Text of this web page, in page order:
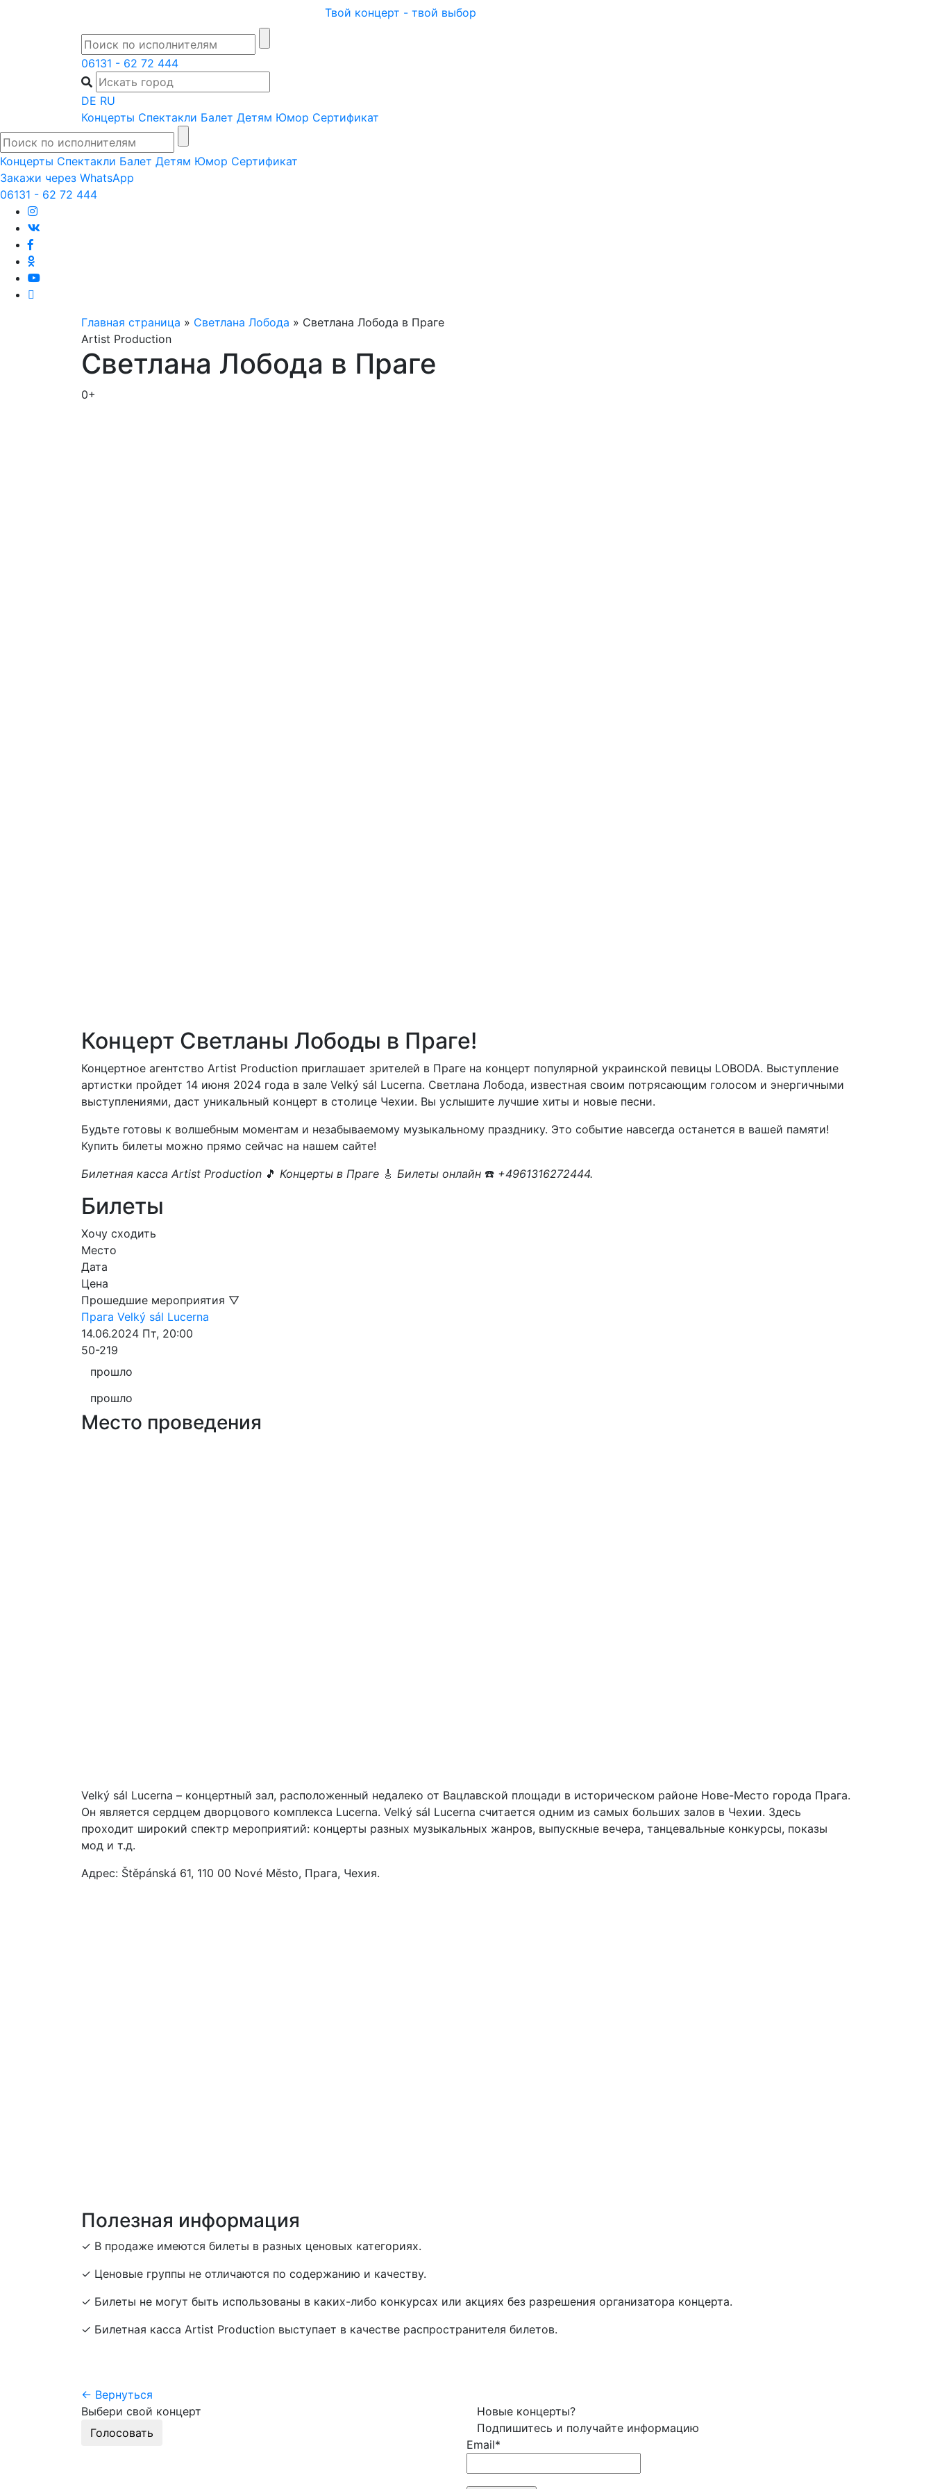
Твой концерт - твой выбор
06131 - 62 72 444
DE RU
Концерты Спектакли Балет Детям Юмор Сертификат
Концерты Спектакли Балет Детям Юмор Сертификат
Закажи через WhatsApp
06131 - 62 72 444
Главная страница » Светлана Лобода » Светлана Лобода в Праге
Artist Production
Светлана Лобода в Праге
0+
Концерт Светланы Лободы в Праге!
Концертное агентство Artist Production приглашает зрителей в Праге на концерт популярной украинской певицы LOBODA. Выступление
артистки пройдет 14 июня 2024 года в зале Velký sál Lucerna. Светлана Лобода, известная своим потрясающим голосом и энергичными
выступлениями, даст уникальный концерт в столице Чехии. Вы услышите лучшие хиты и новые песни.
Будьте готовы к волшебным моментам и незабываемому музыкальному празднику. Это событие навсегда останется в вашей памяти!
Купить билеты можно прямо сейчас на нашем сайте!
Билетная касса Artist Production 🎵 Концерты в Праге 🎸 Билеты онлайн ☎️ +4961316272444.
Билеты
Хочу сходить
Место
Дата
Цена
Прошедшие мероприятия ▽
Прага Velký sál Lucerna
14.06.2024 Пт, 20:00
50-219
прошло
прошло
Место проведения
Velký sál Lucerna – концертный зал, расположенный недалеко от Вацлавской площади в историческом районе Нове-Место города Прага.
Он является сердцем дворцового комплекса Lucerna. Velký sál Lucerna считается одним из самых больших залов в Чехии. Здесь
проходит широкий спектр мероприятий: концерты разных музыкальных жанров, выпускные вечера, танцевальные конкурсы, показы
мод и т.д.
Адрес: Štěpánská 61, 110 00 Nové Město, Прага, Чехия.
Полезная информация
✓ В продаже имеются билеты в разных ценовых категориях.
✓ Ценовые группы не отличаются по содержанию и качеству.
✓ Билеты не могут быть использованы в каких-либо конкурсах или акциях без разрешения организатора концерта.
✓ Билетная касса Artist Production выступает в качестве распространителя билетов.
← Вернуться
Выбери свой концерт
Голосовать
Новые концерты?
Подпишитесь и получайте информацию
Email*